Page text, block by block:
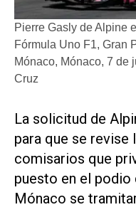
Pierre Gasly de Alpine
Fórmula Uno F1, Gran
Mónaco, Mónaco, 7 de
Cruz
La ​solicitud de
para que se revise
comisarios que
puesto en el podio
Mónaco se